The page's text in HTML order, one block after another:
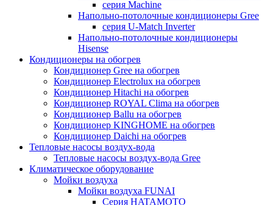
серия Machine
Напольно-потолочные кондиционеры Gree
серия U-Match Inverter
Напольно-потолочные кондиционеры
Hisense
Кондиционеры на обогрев
Кондиционер Gree на обогрев
Кондиционер Electrolux на обогрев
Кондиционер Hitachi на обогрев
Кондиционер ROYAL Clima на обогрев
Кондиционер Ballu на обогрев
Кондиционер KINGHOME на обогрев
Кондиционер Daichi на обогрев
Тепловые насосы воздух-вода
Тепловые насосы воздух-вода Gree
Климатическое оборудование
Мойки воздуха
Мойки воздуха FUNAI
Серия HATAMOTO